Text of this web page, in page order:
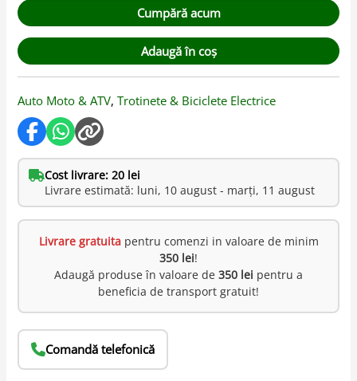
Cumpără acum
Adaugă în coș
Auto Moto & ATV,Trotinete & Biciclete Electrice
Cost livrare: 20 lei
Livrare estimată: luni, 10 august - marți, 11 august
Livrare gratuitapentru comenzi in valoare de minim
350 lei!
Adaugă produse în valoare de 350 lei pentru a
beneficia de transport gratuit!
Comandă telefonică